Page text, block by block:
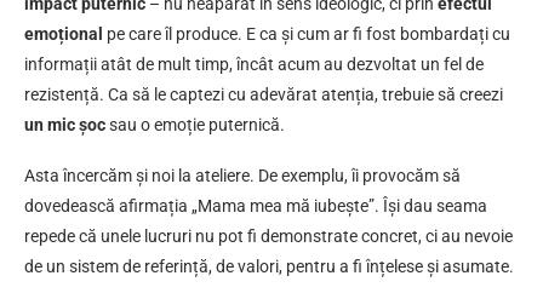
emoțional pe care îl produce. E ca și cum ar fi fost bombardați cu
informații atât de mult timp, încât acum au dezvoltat un fel de
rezistență. Ca să le captezi cu adevărat atenția, trebuie să creezi
un mic șocsau o emoție puternică.
Asta încercăm și noi la ateliere. De exemplu, îi provocăm să
dovedească afirmația „Mama mea mă iubește”. Își dau seama
repede că unele lucruri nu pot fi demonstrate concret, ci au nevoie
de un sistem de referință, de valori, pentru a fi înțelese și asumate.